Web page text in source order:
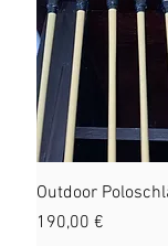
Outdoor
Preis
190,00 €